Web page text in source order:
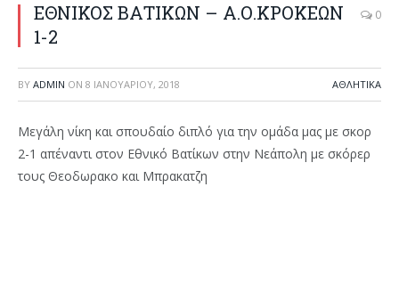
ΕΘΝΙΚΟΣ ΒΑΤΙΚΩΝ – Α.Ο.ΚΡΟΚΕΩΝ
1-2
0
BY ADMIN ON 8 ΙΑΝΟΥΑΡΊΟΥ, 2018 ΑΘΛΗΤΙΚΆ
Μεγάλη νίκη και σπουδαίο διπλό για την ομάδα μας με σκορ
2-1 απέναντι στον Εθνικό Βατίκων στην Νεάπολη με σκόρερ
τους Θεοδωρακο και Μπρακατζη